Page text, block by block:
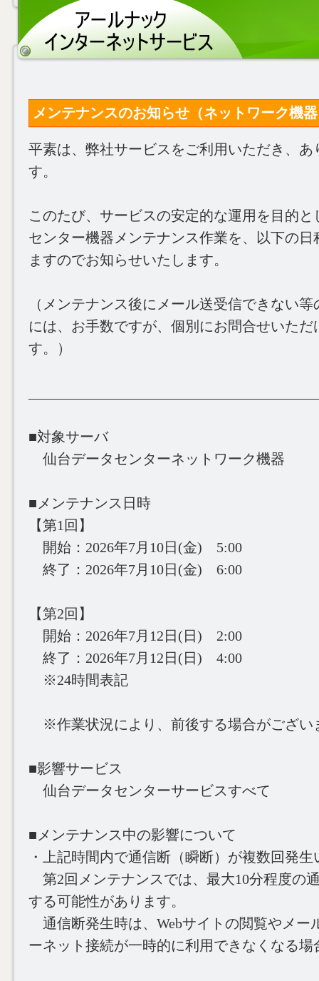
メンテナンスのお知らせ（ネットワーク機器
平素は、弊社サービスをご利用いただき、あ
す。
このたび、サービスの安定的な運用を目的と
センター機器メンテナンス作業を、以下の日
ますのでお知らせいたします。
（メンテナンス後にメール送受信できない
には、お手数ですが、個別にお問合せいただ
す。）
■対象サーバ
仙台データセンターネットワーク機器
■メンテナンス日時
【第1回】
開始：2026年7月10日(金) 5:00
終了：2026年7月10日(金) 6:00
【第2回】
開始：2026年7月12日(日) 2:00
終了：2026年7月12日(日) 4:00
※24時間表記
※作業状況により、前後する場合がござい
■影響サービス
仙台データセンターサービスすべて
■メンテナンス中の影響について
・上記時間内で通信断（瞬断）が複数回発
第2回メンテナンスでは、最大10分程度の
する可能性があります。
通信断発生時は、Webサイトの閲覧やメー
ーネット接続が一時的に利用できなくなる場